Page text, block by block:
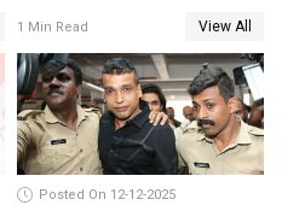
ഡി.എൻ.എ പരിശോധനയിൽ
സ്ഥിരീകരണം
1 Min Read View All
Posted On 12-12-2025